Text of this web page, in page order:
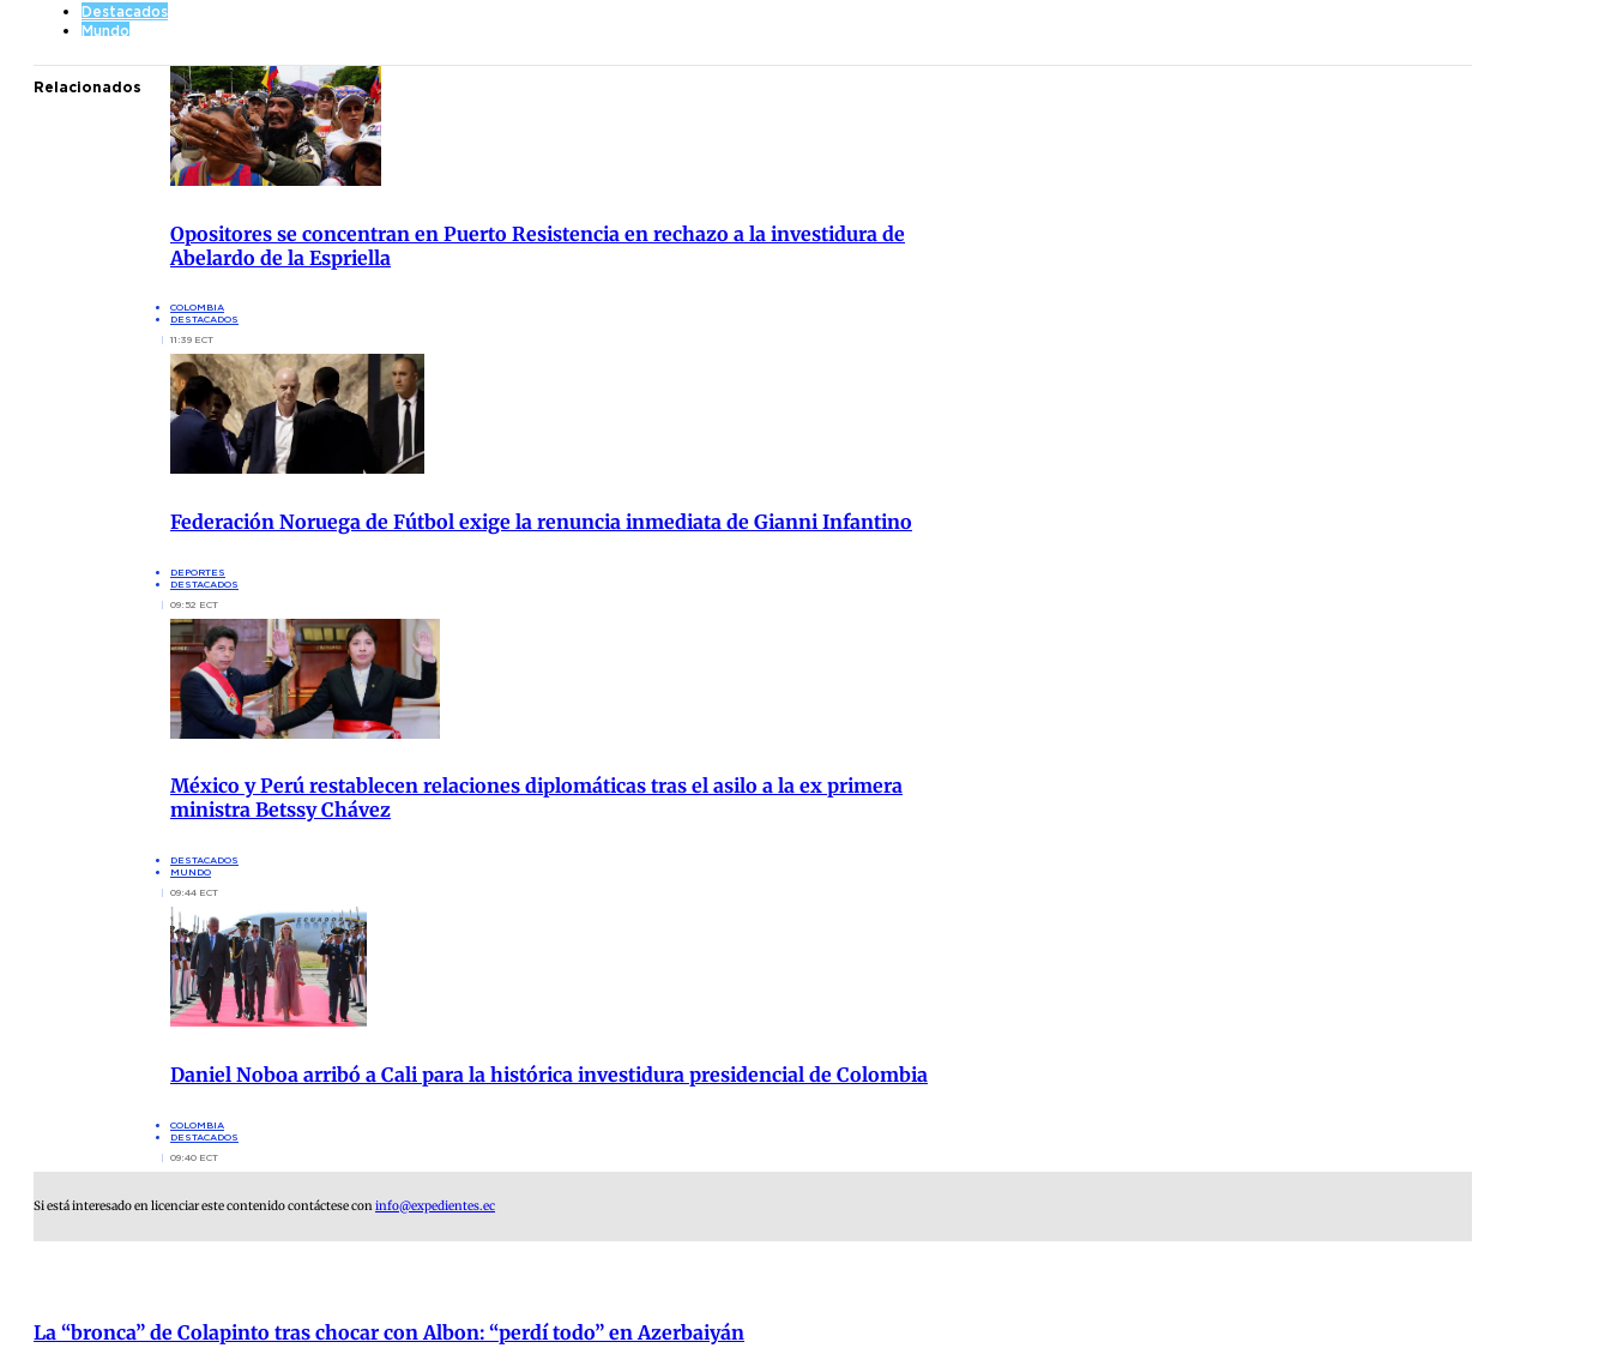
Destacados
Mundo
Relacionados
Opositores se concentran en Puerto Resistencia en rechazo a la investidura de
Abelardo de la Espriella
COLOMBIA
DESTACADOS
11:39 ECT
Federación Noruega de Fútbol exige la renuncia inmediata de Gianni Infantino
DEPORTES
DESTACADOS
09:52 ECT
México y Perú restablecen relaciones diplomáticas tras el asilo a la ex primera
ministra Betssy Chávez
DESTACADOS
MUNDO
09:44 ECT
Daniel Noboa arribó a Cali para la histórica investidura presidencial de Colombia
COLOMBIA
DESTACADOS
09:40 ECT
Si está interesado en licenciar este contenido contáctese coninfo@expedientes.ec
La “bronca” de Colapinto tras chocar con Albon: “perdí todo” en Azerbaiyán